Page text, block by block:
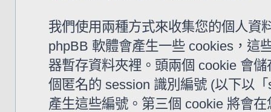
我們使用兩種方式來收集您的個人資
phpBB 軟體會產生一些 cookies，這
器暫存資料夾裡。頭兩個 cookie 會
個匿名的 session 識別編號 (以下以
產生這些編號。第三個 cookie 將會